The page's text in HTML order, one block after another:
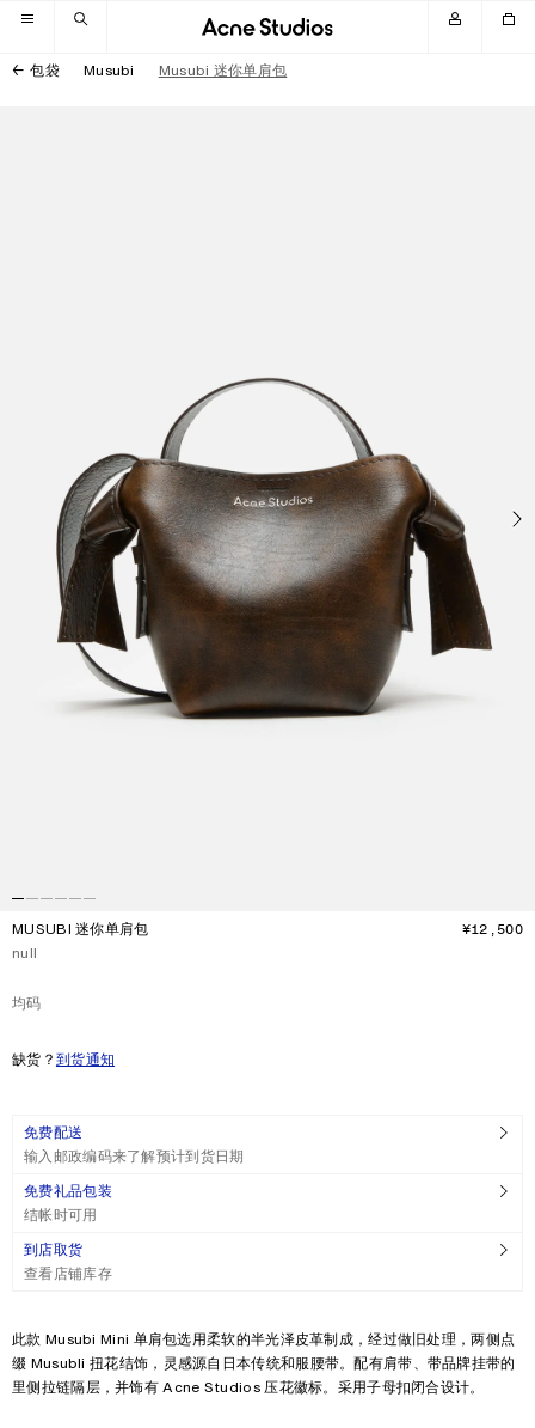
跳转至导航
跳转至主内容区域
跳转至页脚
包袋 Musubi Musubi 迷你单肩包
MUSUBI 迷你单肩包 ¥12,500
当前颜色：
null
均码
缺货？到货通知
免费配送
输入邮政编码来了解预计到货日期
免费礼品包装
结帐时可用
到店取货
查看店铺库存
Product description
此款 Musubi Mini 单肩包选用柔软的半光泽皮革制成，经过做旧处理，两侧点
缀 Musubli 扭花结饰，灵感源自日本传统和服腰带。配有肩带、带品牌挂带的
里侧拉链隔层，并饰有 Acne Studios 压花徽标。采用子母扣闭合设计。